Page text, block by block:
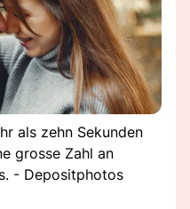
als zehn Sekunden
grosse Zahl an
- Depositphotos